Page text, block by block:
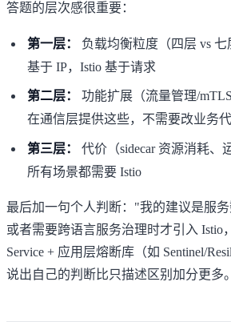
答题的层次感很重要：
第一层：
负载均衡粒度（四层 vs
基于 IP，Istio 基于请求
第二层：
功能扩展（流量管理/
在通信层提供这些，不需要改业务
第三层：
代价（sidecar 资源消耗
所有场景都需要 Istio
最后加一句个人判断："我的建议是服务
或者需要跨语言服务治理时才引入 Istio
Service + 应用层熔断库（如 Sentinel/
说出自己的判断比只描述区别加分更多。